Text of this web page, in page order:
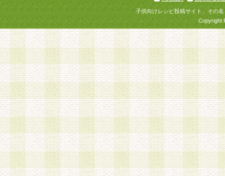
子供向けレシピ投稿サイト、その
Copyright